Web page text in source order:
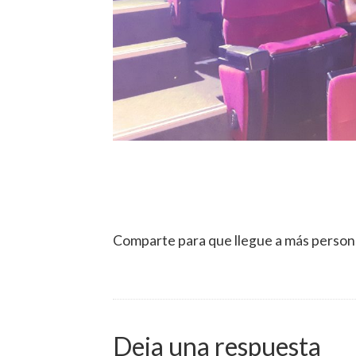
Comparte para que llegue a más
Deja una respuesta